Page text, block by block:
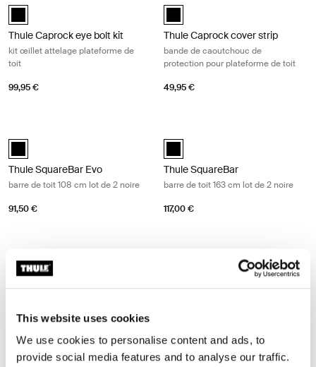
This website uses cookies
We use cookies to personalise content and ads, to
provide social media features and to analyse our traffic.
Thule Caprock eye bolt kit Noir (selected)
Thule Caprock eye bolt kit
kit œillet attelage plateforme de
toit
99,95 €
Thule Caprock cover strip Noir
Thule Caprock cover strip
bande de caoutchouc de
protection pour plateforme de toit
49,95 €
black (selected)
Thule SquareBar Evo
barre de toit 108 cm lot de 2 noire
91,50 €
black (selected)
Thule SquareBar
barre de toit 163 cm lot de 2 noire
117,00 €
aluminium (selected)
Thule ProBar Evo
aluminium
214,95 €
aluminium (selected)
Thule ProBar Evo
121,95 €